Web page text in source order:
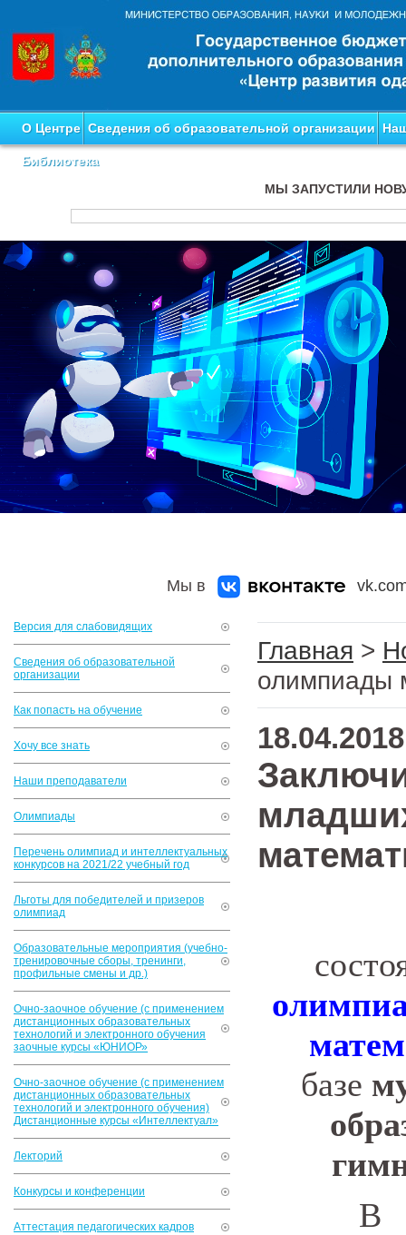
О Центре Сведения об образовательной организации
Библиотека
МЫ ЗАПУСТИЛИ
Мы в
Версия для слабовидящих
Сведения об образовательной
организации
Как попасть на обучение
Хочу все знать
Наши преподаватели
Олимпиады
Перечень олимпиад и интеллектуальных
конкурсов на 2021/22 учебный год
Льготы для победителей и призеров
олимпиад
Образовательные мероприятия (учебно-
тренировочные сборы, тренинги,
профильные смены и др.)
Очно-заочное обучение (с применением
дистанционных образовательных
технологий и электронного обучения
заочные курсы «ЮНИОР»
Очно-заочное обучение (с применением
дистанционных образовательных
технологий и электронного обучения)
Дистанционные курсы «Интеллектуал»
Лекторий
Конкурсы и конференции
Аттестация педагогических кадров
Главная >
олимпиады
18.04.2018
базе
В